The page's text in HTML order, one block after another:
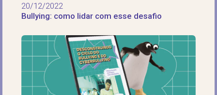
20/12/2022
Bullying: como lidar com esse desafio